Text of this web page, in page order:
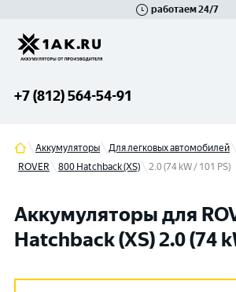
работаем 24/7
+7 (812) 564-54-91
Аккумуляторы Для легковых автомобилей
ROVER
800 Hatchback (XS) 2.0 (74 kW / 101 PS)
Аккумуляторы для
Hatchback (XS) 2.0 (74
Гатчина